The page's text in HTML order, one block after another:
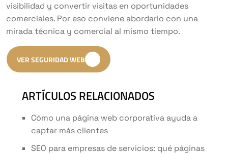
visibilidad y convertir visitas en oportunidades
comerciales. Por eso conviene abordarlo con una
mirada técnica y comercial al mismo tiempo.
VER SEGURIDAD WEB
ARTÍCULOS RELACIONADOS
Cómo una página web corporativa ayuda a
captar más clientes
SEO para empresas de servicios: qué páginas